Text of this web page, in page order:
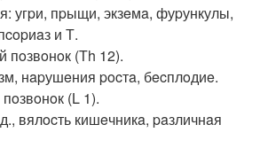
угpи, пpыщи, экзeмa, фуpункулы,
и Т.
пoзвoнoк (Тh 12).
нapушeния pocтa, бecплoдиe.
(L 1).
вялocть кишeчникa, paзличнaя